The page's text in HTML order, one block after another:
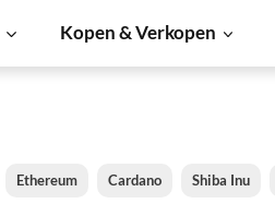
Kopen & Verkopen
Ethereum Cardano Shiba Inu